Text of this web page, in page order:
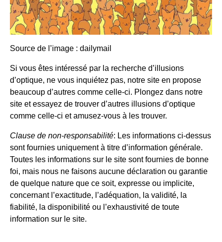
Source de l’image : dailymail
Si vous êtes intéressé par la recherche d’illusions
d’optique, ne vous inquiétez pas, notre site en propose
beaucoup d’autres comme celle-ci. Plongez dans notre
site et essayez de trouver d’autres illusions d’optique
comme celle-ci et amusez-vous à les trouver.
Clause de non-responsabilité: Les informations ci-dessus
sont fournies uniquement à titre d’information générale.
Toutes les informations sur le site sont fournies de bonne
foi, mais nous ne faisons aucune déclaration ou garantie
de quelque nature que ce soit, expresse ou implicite,
concernant l’exactitude, l’adéquation, la validité, la
fiabilité, la disponibilité ou l’exhaustivité de toute
information sur le site.